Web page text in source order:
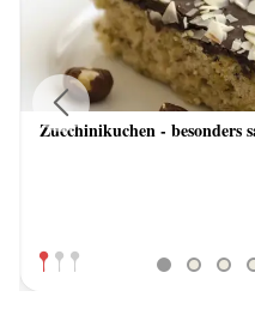
Zucchinikuchen - besonders
Previous